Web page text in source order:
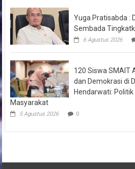
Yuga Pratisabda :
Sembada
6 Agustus 2026
120 Siswa SMAIT
dan Demokrasi di
Hendarwati:
Masyarakat
5 Agustus 2026 0